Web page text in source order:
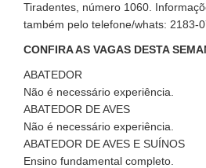
Tiradentes, número 1060.
também pelo telefone/whats: 2183-
CONFIRA AS VAGAS DESTA
ABATEDOR
Não é necessário experiência.
ABATEDOR DE AVES
Não é necessário experiência.
ABATEDOR DE AVES E SUÍNOS
Ensino fundamental completo.